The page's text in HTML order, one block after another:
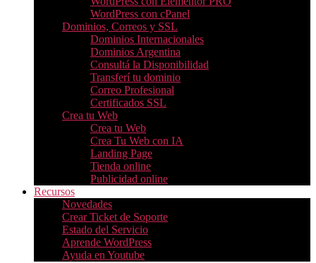
WordPress con cPanel
Dominios, Correos y SSL
Dominios Internacionales
Dominios Argentina
Consultá la Disponibilidad
Transferí tu dominio
Correo Profesional
Certificados SSL
Crea tu Web
Crea tu Web
Crea Tu Web con IA
Landing Page
Tienda online
Publicidad online
Recursos
Novedades
Crear Ticket de Soporte
Estado del Servicio
Aprende WordPress
Ayuda en Youtube